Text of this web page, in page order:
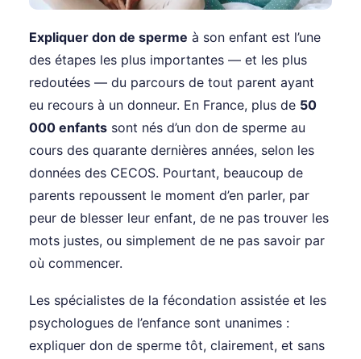
Expliquer don de sperme à son enfant est l’une
des étapes les plus importantes — et les plus
redoutées — du parcours de tout parent ayant
eu recours à un donneur. En France, plus de 50
000 enfants sont nés d’un don de sperme au
cours des quarante dernières années, selon les
données des CECOS. Pourtant, beaucoup de
parents repoussent le moment d’en parler, par
peur de blesser leur enfant, de ne pas trouver les
mots justes, ou simplement de ne pas savoir par
où commencer.
Les spécialistes de la fécondation assistée et les
psychologues de l’enfance sont unanimes :
expliquer don de sperme tôt, clairement, et sans